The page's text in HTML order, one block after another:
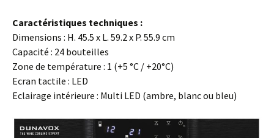
Caractéristiques techniques :
Dimensions : H. 45.5 x L. 59.2 x P. 55.9 cm
Capacité : 24 bouteilles
Zone de température : 1 (+5 °C / +20°C)
Ecran tactile : LED
Eclairage intérieure : Multi LED (ambre, blanc ou bleu)